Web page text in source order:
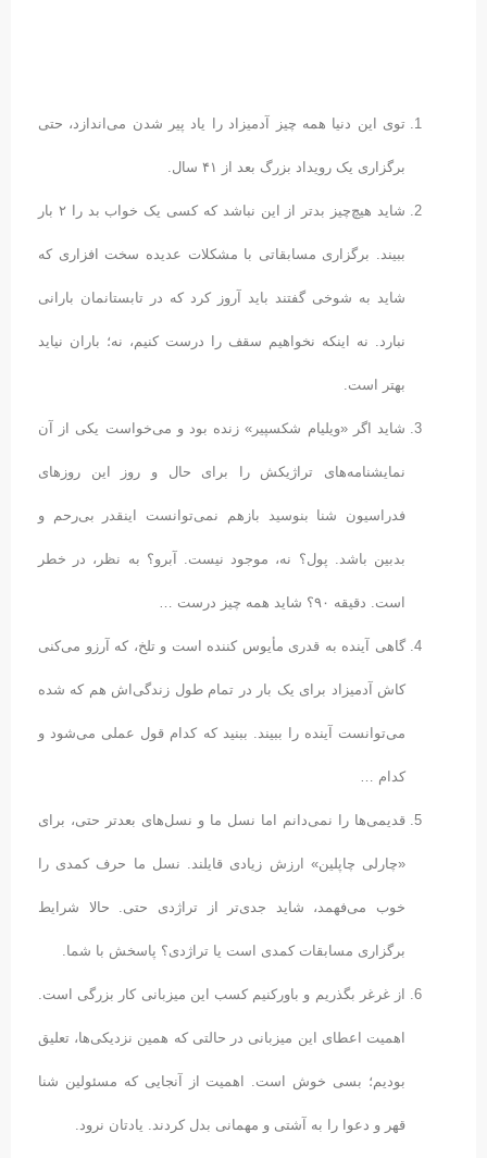
توی این دنیا همه‌ چیز آدمیزاد را یاد پیر شدن می‌اندازد، حتی
برگزاری یک رویداد بزرگ بعد از ۴۱ سال.
شاید هیچ‌چیز بدتر از این نباشد که کسی یک خواب بد را ۲ بار
ببیند. برگزاری مسابقاتی با مشکلات عدیده سخت افزاری که
شاید به شوخی گفتند باید آروز کرد که در تابستانمان بارانی
نبارد. نه اینکه نخواهیم سقف را درست کنیم، نه؛ باران نیاید
بهتر است.
شاید اگر «ویلیام شکسپیر» زنده بود و می‌خواست یکی از آن
نمایشنامه‌های تراژیکش را برای حال و روز این روزهای
فدراسیون شنا بنوسید بازهم نمی‌توانست اینقدر بی‌رحم و
بدبین باشد. پول؟ نه، ‌موجود نیست. آبرو؟ به نظر، در خطر
است. دقیقه ۹۰؟ شاید همه چیز درست …
گاهی آینده به‌ قدری مأیوس‌ کننده است و تلخ، که آرزو می‌کنی
کاش آدمیزاد برای یک بار در تمام طول زندگی‌اش هم که شده
می‌توانست آینده را ببیند. ببنید که کدام قول عملی می‌شود و
کدام …
قدیمی‌ها را نمی‌دانم اما نسل ما و نسل‌های بعدتر حتی، برای
«چارلی چاپلین» ارزش زیادی قایلند. نسل ما حرف کمدی را
خوب می‌فهمد، شاید جدی‌تر از تراژدی حتی. حالا شرایط
برگزاری مسابقات کمدی است یا تراژدی؟ پاسخش با شما.
از غرغر بگذریم و باورکنیم کسب این میزبانی کار بزرگی است.
اهمیت اعطای این میزبانی در حالتی که همین نزدیکی‌ها، تعلیق
بودیم؛ بسی خوش است. اهمیت از آنجایی که مسئولین شنا
قهر و دعوا را به آشتی و مهمانی بدل کردند. یادتان نرود.